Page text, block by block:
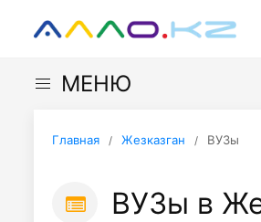
МЕНЮ
Главная Жезказган ВУЗы
ВУЗы в